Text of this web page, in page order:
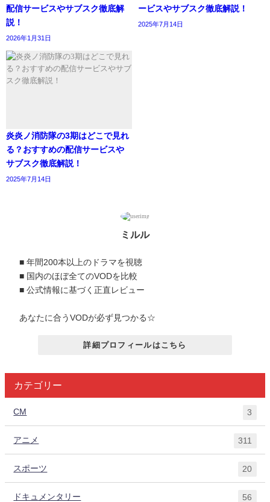
配信サービスやサブスク徹底解
説！
2026年1月31日
ービスやサブスク徹底解説！
2025年7月14日
炎炎ノ消防隊の3期はどこで見れ
る？おすすめの配信サービスや
サブスク徹底解説！
2025年7月14日
ミルル
■ 年間200本以上のドラマを視聴
■ 国内のほぼ全てのVODを比較
■ 公式情報に基づく正直レビュー
あなたに合うVODが必ず見つかる☆
詳細プロフィールはこちら
カテゴリー
CM 3
アニメ 311
スポーツ 20
ドキュメンタリー 56